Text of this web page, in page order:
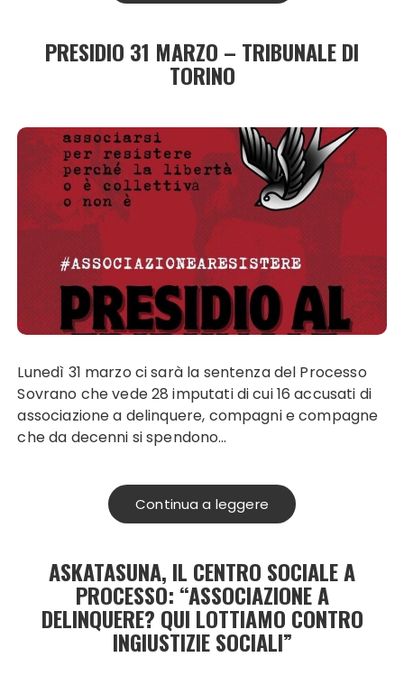
PRESIDIO 31 MARZO – TRIBUNALE DI
TORINO
Lunedì 31 marzo ci sarà la sentenza del Processo
Sovrano che vede 28 imputati di cui 16 accusati di
associazione a delinquere, compagni e compagne
che da decenni si spendono…
Continua a leggere
ASKATASUNA, IL CENTRO SOCIALE A
PROCESSO: “ASSOCIAZIONE A
DELINQUERE? QUI LOTTIAMO CONTRO
INGIUSTIZIE SOCIALI”